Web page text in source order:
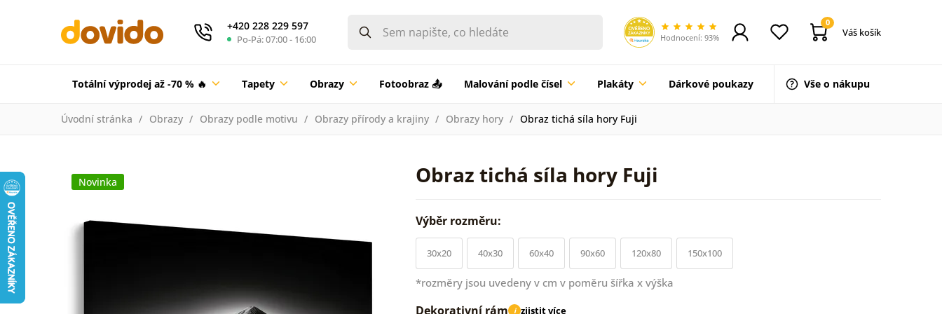
+420 228 229 597
Po-Pá: 07:00 - 16:00 Hodnocení: 93%
0
Váš košík
Totální výprodej až -70 % 🔥 Tapety Obrazy Fotoobraz 📤 Malování podle čísel Plakáty Dárkové poukazy Vše o nákupu
Úvodní stránka Obrazy Obrazy podle motivu Obrazy přírody a krajiny Obrazy hory Obraz tichá síla hory Fuji
Obraz tichá síla hory Fuji
Novinka
Výběr rozměru:
30x20 40x30 60x40 90x60 120x80 150x100
*rozměry jsou uvedeny v cm v poměru šířka x výška
Dekorativní rám i zjistit více